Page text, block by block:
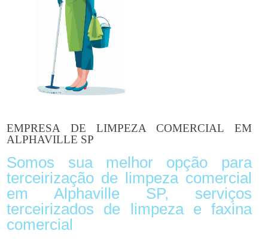
EMPRESA DE LIMPEZA COMERCIAL EM
ALPHAVILLE SP
Somos sua melhor opção para
terceirização de limpeza comercial
em Alphaville SP, serviços
terceirizados de limpeza e faxina
comercial